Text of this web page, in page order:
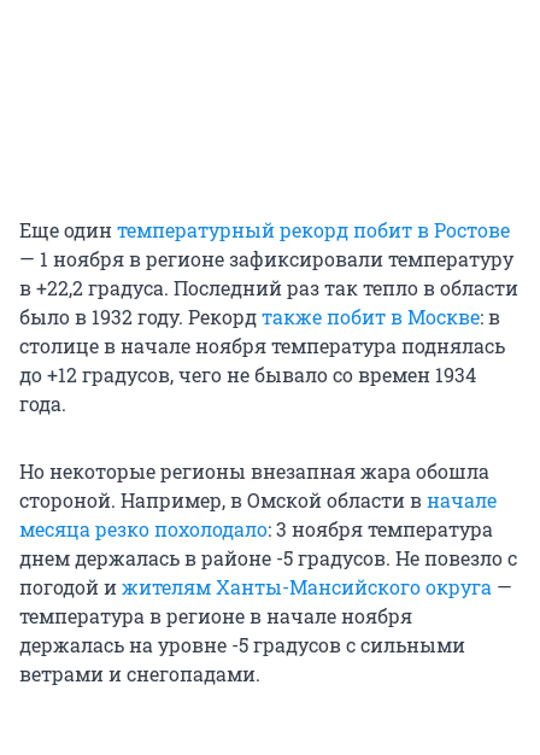
Еще одинтемпературный рекорд побит в Ростове
— 1 ноября в регионе зафиксировали температуру
в +22,2 градуса. Последний раз так тепло в области
было в 1932 году. Рекордтакже побит в Москве: в
столице в начале ноября температура поднялась
до +12 градусов, чего не бывало со времен 1934
года.
Но некоторые регионы внезапная жара обошла
стороной. Например, в Омской области вначале
месяца резко похолодало: 3 ноября температура
днем держалась в районе -5 градусов. Не повезло с
погодой ижителям Ханты-Мансийского округа —
температура в регионе в начале ноября
держалась на уровне -5 градусов с сильными
ветрами и снегопадами.